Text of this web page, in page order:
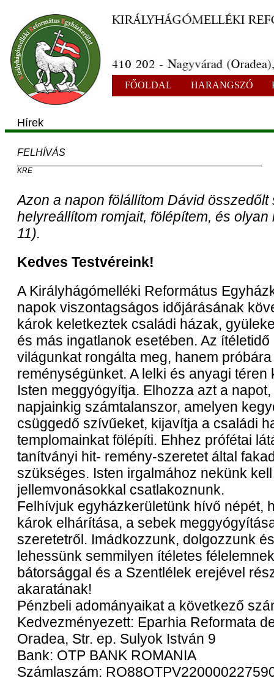
FŐOLDAL HARANGSZÓ
Hírek
FELHÍVÁS
KRE
Azon a napon fölállítom Dávid
helyreállítom romjait, fölépítem, és
11).
Kedves Testvéreink!
A Királyhágómelléki Református
napok viszontagságos időjárásának
károk keletkeztek családi házak,
és más ingatlanok esetében. Az
világunkat rongálta meg, hanem
reménységünket. A lelki és anyagi
Isten meggyógyítja. Elhozza azt a
napjainkig számtalanszor, amelyen
csüggedő szívűeket, kijavítja a családi
templomainkat fölépíti. Ehhez prófétai
tanítványi hit- remény-szeretet által
szükséges. Isten irgalmához nekünk
jellemvonásokkal csatlakoznunk.
Felhívjuk egyházkerületünk hívő népét,
károk elhárítása, a sebek
szeretetről. Imádkozzunk, dolgozzunk
lehessünk semmilyen ítéletes
bátorsággal és a Szentlélek erejével
akaratának!
Pénzbeli adományaikat a következő
Kedvezményezett: Eparhia Reformata
Oradea, Str. ep. Sulyok István 9
Bank: OTP BANK ROMANIA
Számlaszám: